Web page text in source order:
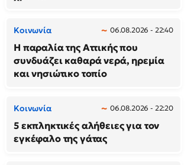
Κοινωνία 06.08.2026 - 22:40
Η παραλία της Αττικής που
συνδυάζει καθαρά νερά, ηρεμία
και νησιώτικο τοπίο
Κοινωνία 06.08.2026 - 22:20
5 εκπληκτικές αλήθειες για τον
εγκέφαλο της γάτας